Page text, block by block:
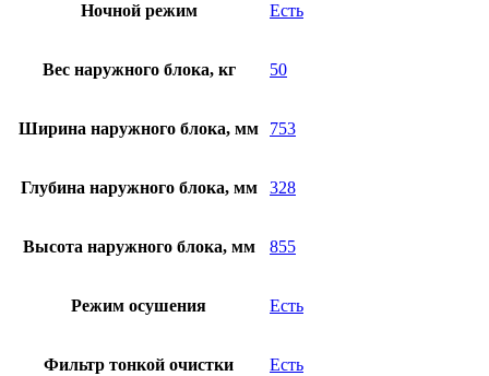
Ночной режим Есть
Вес наружного блока, кг 50
Ширина наружного блока, мм 753
Глубина наружного блока, мм 328
Высота наружного блока, мм 855
Режим осушения Есть
Фильтр тонкой очистки Есть